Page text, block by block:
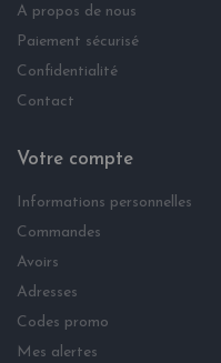
A propos de nous
Paiement sécurisé
Confidentialité
Contact
Votre compte
Informations personnelles
Commandes
Avoirs
Adresses
Codes promo
Mes alertes